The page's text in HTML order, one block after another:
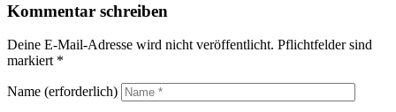
Kommentar schreiben
Deine E-Mail-Adresse wird nicht veröffentlicht. Pflichtfelder sind
markiert *
Name (erforderlich)